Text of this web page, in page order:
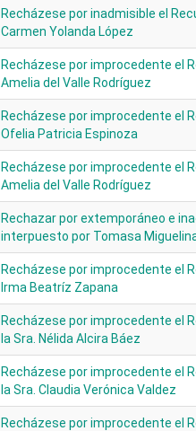
Recházese por inadmisible el
Carmen Yolanda López
Recházese por improcedente el
Amelia del Valle Rodríguez
Recházese por improcedente el
Ofelia Patricia Espinoza
Recházese por improcedente el
Amelia del Valle Rodríguez
Rechazar por extemporáneo e
interpuesto por Tomasa
Recházese por improcedente el
Irma Beatríz Zapana
Recházese por improcedente el
la Sra. Nélida Alcira Báez
Recházese por improcedente el
la Sra. Claudia Verónica Valdez
Recházese por improcedente el